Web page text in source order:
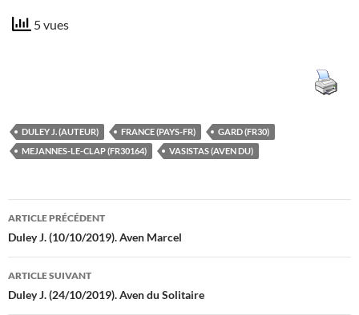
5 vues
DULEY J. (AUTEUR) FRANCE (PAYS-FR)
GARD (FR30)
MEJANNES-LE-CLAP (FR30164)
VASISTAS (AVEN DU)
Navigation
des
articles
ARTICLE PRÉCÉDENT
Duley J. (10/10/2019). Aven Marcel
ARTICLE SUIVANT
Duley J. (24/10/2019). Aven du Solitaire